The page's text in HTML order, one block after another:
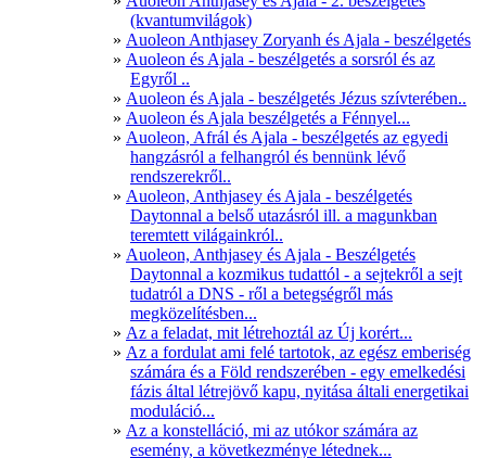
(kvantumvilágok)
Auoleon Anthjasey Zoryanh és Ajala - beszélgetés
Auoleon és Ajala - beszélgetés a sorsról és az
Egyről ..
Auoleon és Ajala - beszélgetés Jézus szívterében..
Auoleon és Ajala beszélgetés a Fénnyel...
Auoleon, Afrál és Ajala - beszélgetés az egyedi
hangzásról a felhangról és bennünk lévő
rendszerekről..
Auoleon, Anthjasey és Ajala - beszélgetés
Daytonnal a belső utazásról ill. a magunkban
teremtett világainkról..
Auoleon, Anthjasey és Ajala - Beszélgetés
Daytonnal a kozmikus tudattól - a sejtekről a sejt
tudatról a DNS - ről a betegségről más
megközelítésben...
Az a feladat, mit létrehoztál az Új korért...
Az a fordulat ami felé tartotok, az egész emberiség
számára és a Föld rendszerében - egy emelkedési
fázis által létrejövő kapu, nyitása általi energetikai
moduláció...
Az a konstelláció, mi az utókor számára az
esemény, a következménye létednek...